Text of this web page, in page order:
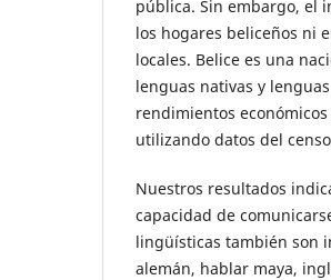
pública. Sin embargo, el
los hogares beliceños ni
locales. Belice es una
lenguas nativas y
rendimientos
utilizando datos del
Nuestros resultados
capacidad de
lingüísticas también son
alemán, hablar maya,